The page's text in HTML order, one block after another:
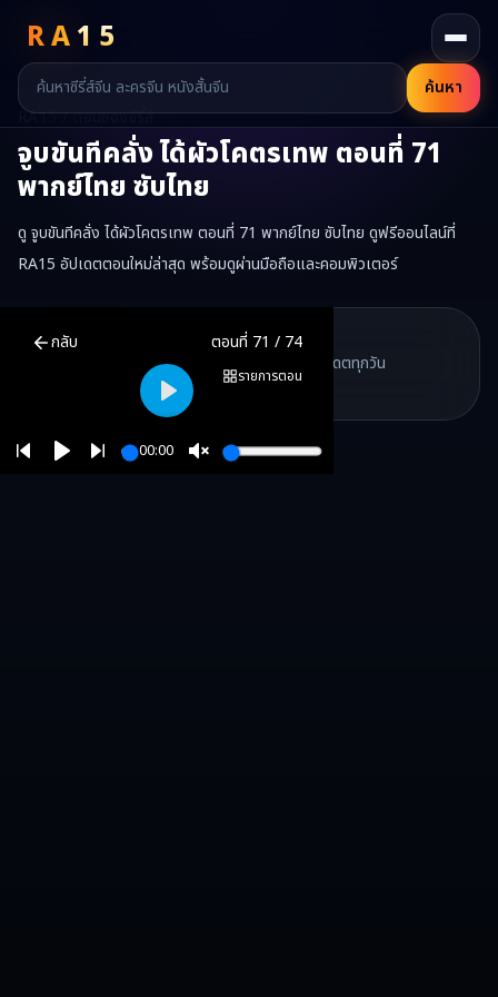
RA15
ค้นหา
RA15 / ตอนของซีรี่ส์
จูบขันทีคลั่ง ได้ผัวโคตรเทพ ตอนที่ 71
พากย์ไทย ซับไทย
ดู จูบขันทีคลั่ง ได้ผัวโคตรเทพ ตอนที่ 71 พากย์ไทย ซับไทย ดูฟรีออนไลน์ที่
RA15 อัปเดตตอนใหม่ล่าสุด พร้อมดูผ่านมือถือและคอมพิวเตอร์
กลับ ตอนที่ 71 / 74
รายการตอน
00:00
Play
พากย์ไทย ซับไทย ดูฟรีออนไลน์
RA15 เป็นเว็บไซต์ดูซีรี่ส์จีนออนไลน์ฟรี ที่รวบรวมหนังจีน ละครจีน มิ
RA15 Drama
RA15 Drama
รวมซีรี่ส์จีน ละครสั้น หนังแนวตั้ง พากย์ไทย อัปเดตทุกวัน
RA15 Drama